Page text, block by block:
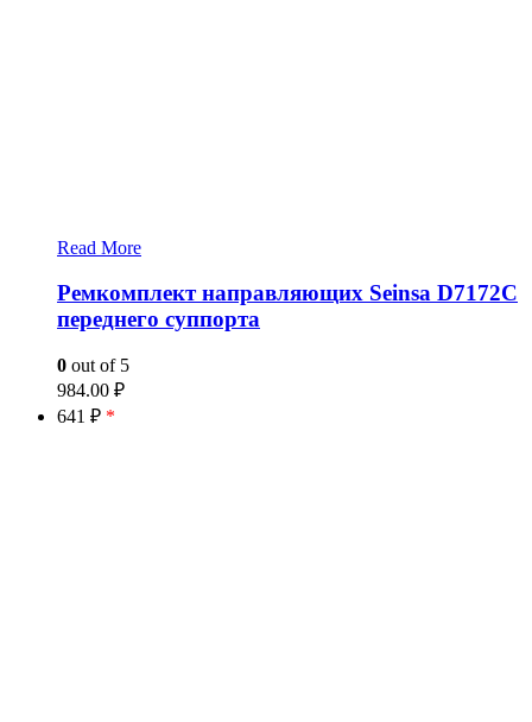
Read More
Ремкомплект направляющих Seinsa D7172C
переднего суппорта
0 out of 5
984.00 ₽
641 ₽ *